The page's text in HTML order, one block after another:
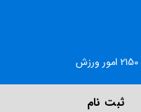
ثبت نام